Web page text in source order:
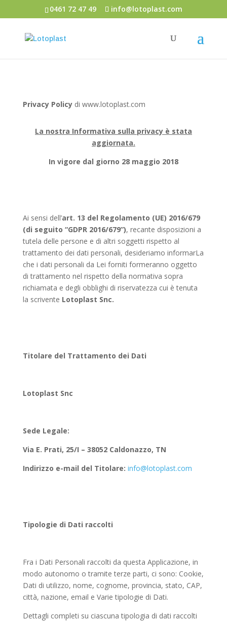
0461 72 47 49 info@lotoplast.com
Privacy Policydi www.lotoplast.com
La nostra Informativa sulla privacy è stata
aggiornata.
In vigore dal giorno 28 maggio 2018
Ai sensi dell’art. 13 del Regolamento (UE) 2016/679
(di seguito “GDPR 2016/679”), recante disposizioni a
tutela delle persone e di altri soggetti rispetto al
trattamento dei dati personali, desideriamo informarLa
che i dati personali da Lei forniti formeranno oggetto
di trattamento nel rispetto della normativa sopra
richiamata e degli obblighi di riservatezza cui è tenuta
la scrivente Lotoplast Snc.
Titolare del Trattamento dei Dati
Lotoplast Snc
Sede Legale:
Via E. Prati, 25/I – 38052 Caldonazzo, TN
Indirizzo e-mail del Titolare: info@lotoplast.com
Tipologie di Dati raccolti
Fra i Dati Personali raccolti da questa Applicazione, in
modo autonomo o tramite terze parti, ci sono: Cookie,
Dati di utilizzo, nome, cognome, provincia, stato, CAP,
città, nazione, email e Varie tipologie di Dati.
Dettagli completi su ciascuna tipologia di dati raccolti